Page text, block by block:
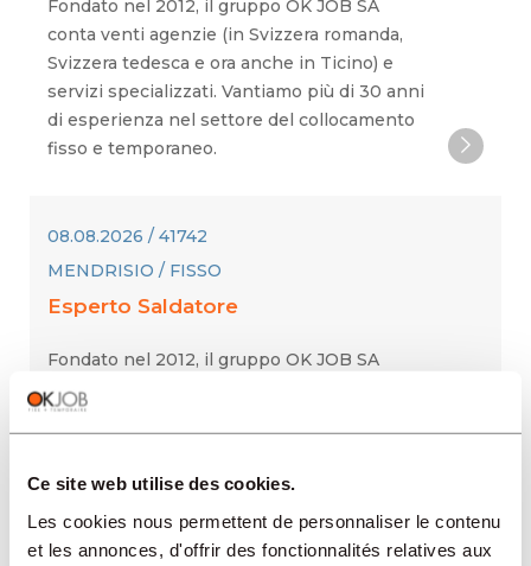
Ce site web utilise des cookies.
Les cookies nous permettent de personnaliser le contenu
et les annonces, d'offrir des fonctionnalités relatives aux
Fondato nel 2012, il gruppo OK JOB SA
conta venti agenzie (in Svizzera romanda,
Svizzera tedesca e ora anche in Ticino) e
servizi specializzati. Vantiamo più di 30 anni
di esperienza nel settore del collocamento
fisso e temporaneo.
08.08.2026 / 41742
MENDRISIO / FISSO
Esperto Saldatore
Fondato nel 2012, il gruppo OK JOB SA
conta venti agenzie (in Svizzera romanda,
Svizzera tedesca e ora anche in Ticino) e
di esperienza nel settore del collocamento